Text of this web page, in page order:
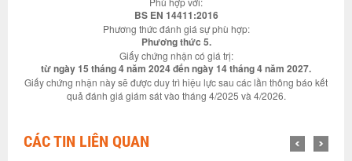
BS EN 14411:2016
Phương thức đánh giá sự phù hợp:
Phương thức 5.
Giấy chứng nhận có giá trị:
từ ngày 15 tháng 4 năm 2024 đến ngày 14 tháng 4 năm 2027.
Giấy chứng nhận này sẽ được duy trì hiệu lực sau các lần thông báo kết
quả đánh giá giám sát vào tháng 4/2025 và 4/2026.
CÁC TIN LIÊN QUAN